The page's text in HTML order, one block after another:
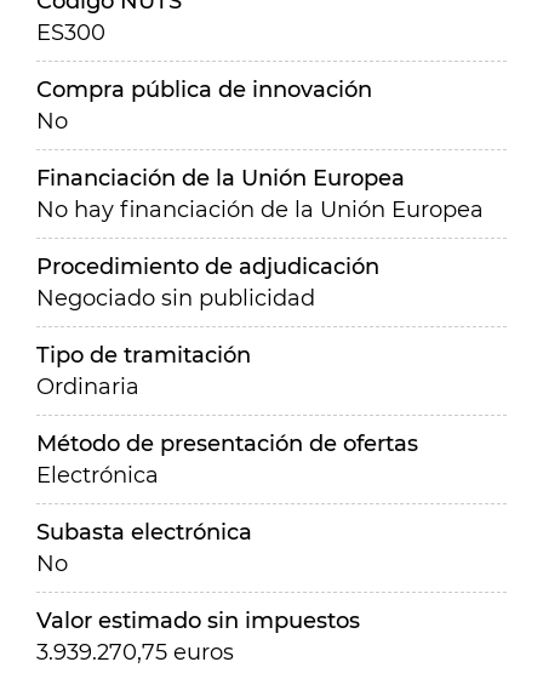
ES300
Compra pública de innovación
No
Financiación de la Unión Europea
No hay financiación de la Unión Europea
Procedimiento de adjudicación
Negociado sin publicidad
Tipo de tramitación
Ordinaria
Método de presentación de ofertas
Electrónica
Subasta electrónica
No
Valor estimado sin impuestos
3.939.270,75 euros